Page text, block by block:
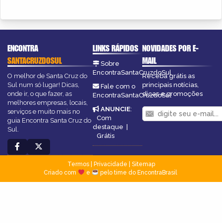
ENCONTRA
SANTACRUZDOSUL
O melhor de Santa Cruz do
Sul num só lugar! Dicas,
onde ir, o que fazer, as
melhores empresas, locais,
serviços e muito mais no
guia Encontra Santa Cruz do
Sul.
LINKS RÁPIDOS
Sobre
EncontraSantaCruzdoSul
Fale com o
EncontraSantaCruzdoSul
ANUNCIE:
Com
destaque |
Grátis
NOVIDADES POR E-
MAIL
Receba grátis as
principais notícias,
dicas e promoções
Termos| Privacidade
Sitemap
Criado com
e pelo time do EncontraBrasil